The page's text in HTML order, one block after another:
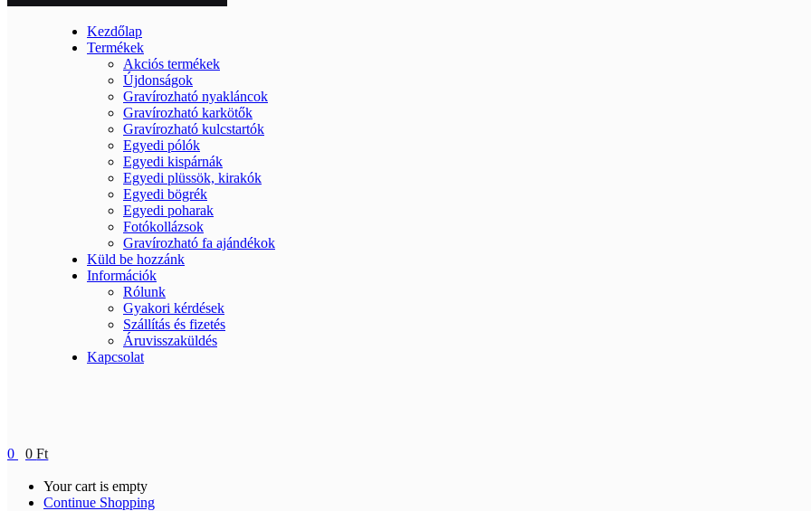
Kezdőlap
Termékek
Akciós termékek
Újdonságok
Gravírozható nyakláncok
Gravírozható karkötők
Gravírozható kulcstartók
Egyedi pólók
Egyedi kispárnák
Egyedi plüssök, kirakók
Egyedi bögrék
Egyedi poharak
Fotókollázsok
Gravírozható fa ajándékok
Küld be hozzánk
Információk
Rólunk
Gyakori kérdések
Szállítás és fizetés
Áruvisszaküldés
Kapcsolat
0 0Ft
Your cart is empty
Continue Shopping